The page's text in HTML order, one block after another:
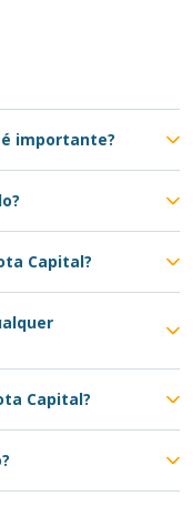
importante?
Capital?
Capital?